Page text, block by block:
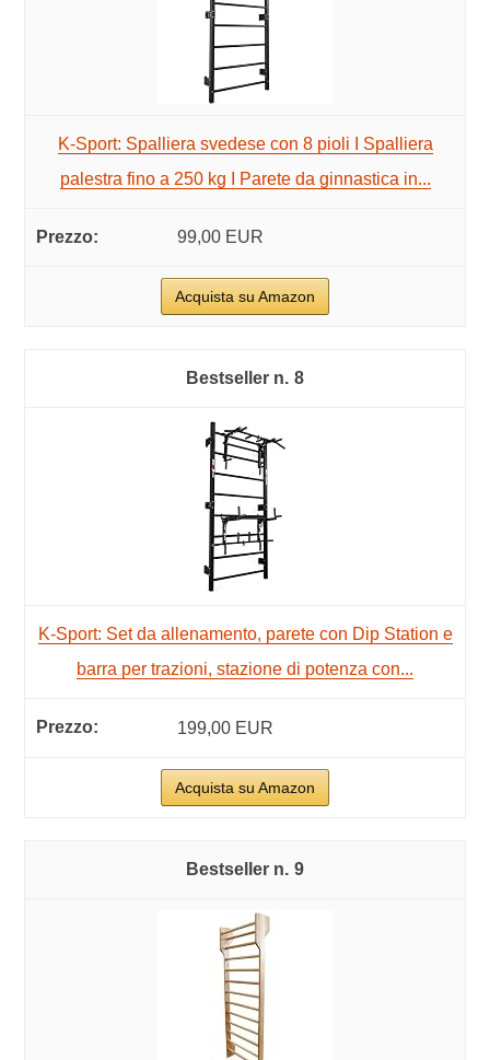
K-Sport: Spalliera svedese con 8 pioli I Spalliera
palestra fino a 250 kg I Parete da ginnastica in...
99,00 EUR
Acquista su Amazon
8
K-Sport: Set da allenamento, parete con Dip Station e
barra per trazioni, stazione di potenza con...
199,00 EUR
Acquista su Amazon
9